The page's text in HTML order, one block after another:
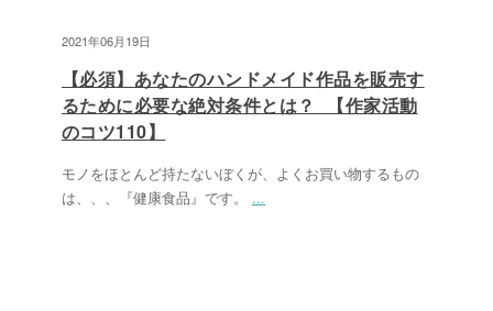
2021年06月19日
【必須】あなたのハンドメイド作品を販売す
るために必要な絶対条件とは？ 【作家活動
のコツ110】
モノをほとんど持たないぼくが、よくお買い物するもの
は、、、『健康食品』です。 ...